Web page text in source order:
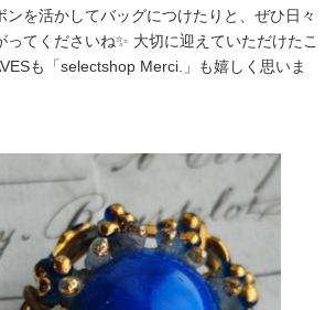
ンを活かしてバッグにつけたりと、ぜひ日々
てくださいね✨ 大切に迎えていただけたこ
も「selectshop Merci.」も嬉しく思いま